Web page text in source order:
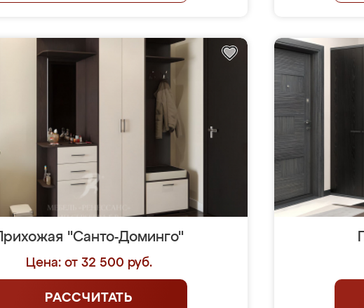
Прихожая "Санто-Доминго"
Цена: от 32 500 руб.
РАССЧИТАТЬ